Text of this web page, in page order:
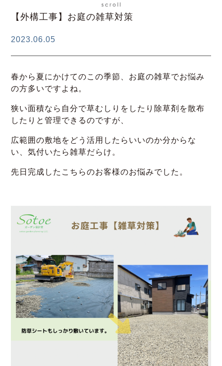
【外構工事】お庭の雑草対策
2023.06.05
春から夏にかけてのこの季節、お庭の雑草でお悩み
の方多いですよね。
狭い面積なら自分で草むしりをしたり除草剤を散布
したりと管理できるのですが、
広範囲の敷地をどう活用したらいいのか分からな
い、気付いたら雑草だらけ。
先日完成したこちらのお客様のお悩みでした。